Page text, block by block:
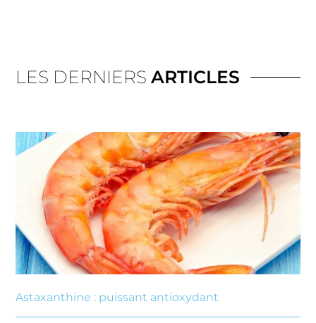
LES DERNIERSARTICLES
Astaxanthine : puissant antioxydant